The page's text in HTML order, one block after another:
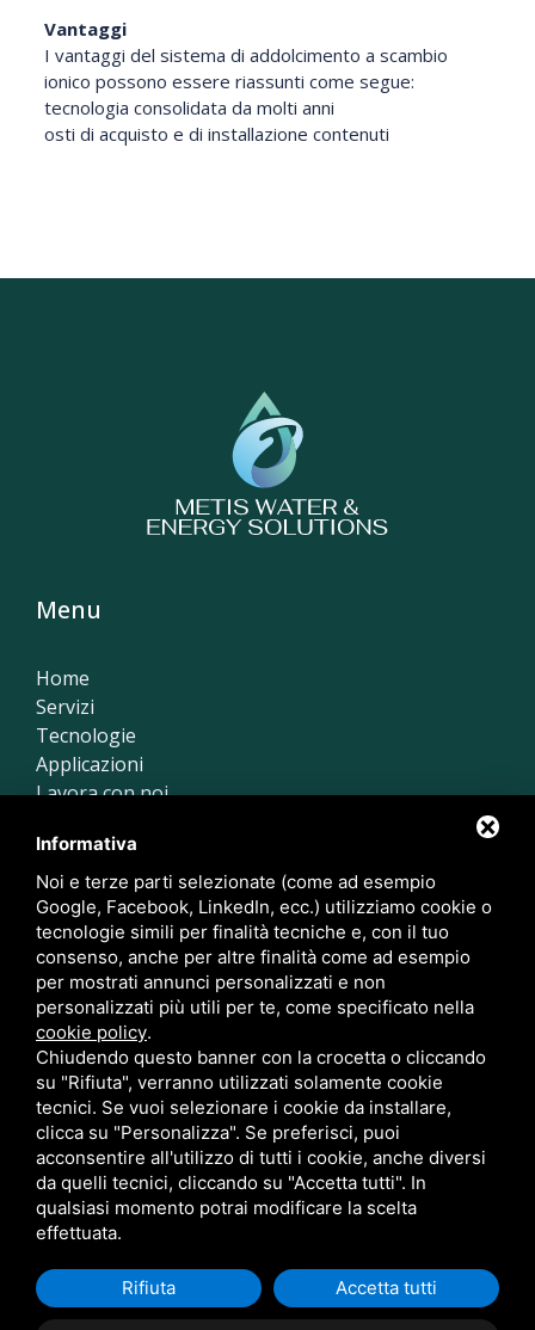
Vantaggi
I vantaggi del sistema di addolcimento a scambio
ionico possono essere riassunti come segue:
tecnologia consolidata da molti anni
osti di acquisto e di installazione contenuti
Menu
Home
Servizi
Tecnologie
Applicazioni
Lavora con noi
Contatti
Sitemap
Contattaci
Via Sante Vandi, 10000173 Roma RM
+39 06 89021644
+39 06 89021647
Policy
Terms of Service di Google.
Informativa
Noi e terze parti selezionate (come ad esempio
Google, Facebook, LinkedIn, ecc.) utilizziamo cookie o
tecnologie simili per finalità tecniche e, con il tuo
consenso, anche per altre finalità come ad esempio
per mostrati annunci personalizzati e non
personalizzati più utili per te, come specificato nella
cookie policy.
Chiudendo questo banner con la crocetta o cliccando
su "Rifiuta", verranno utilizzati solamente cookie
tecnici. Se vuoi selezionare i cookie da installare,
clicca su "Personalizza". Se preferisci, puoi
acconsentire all'utilizzo di tutti i cookie, anche diversi
da quelli tecnici, cliccando su "Accetta tutti". In
qualsiasi momento potrai modificare la scelta
effettuata.
Rifiuta Accetta tutti